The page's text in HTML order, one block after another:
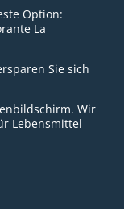
Option:
La
Sie sich
Wir
Lebensmittel